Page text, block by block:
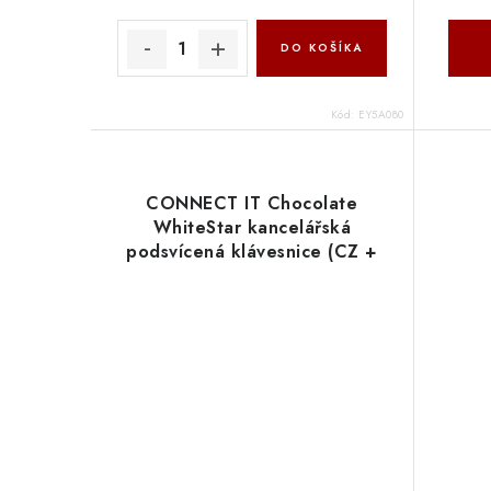
DO KOŠÍKA
Kód: EY5A080
CONNECT IT Chocolate
WhiteStar kancelářská
podsvícená klávesnice (CZ +